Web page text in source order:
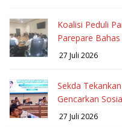
Koalisi Peduli
Parepare
27 Juli 2026
Sekda
Gencarkan
27 Juli 2026